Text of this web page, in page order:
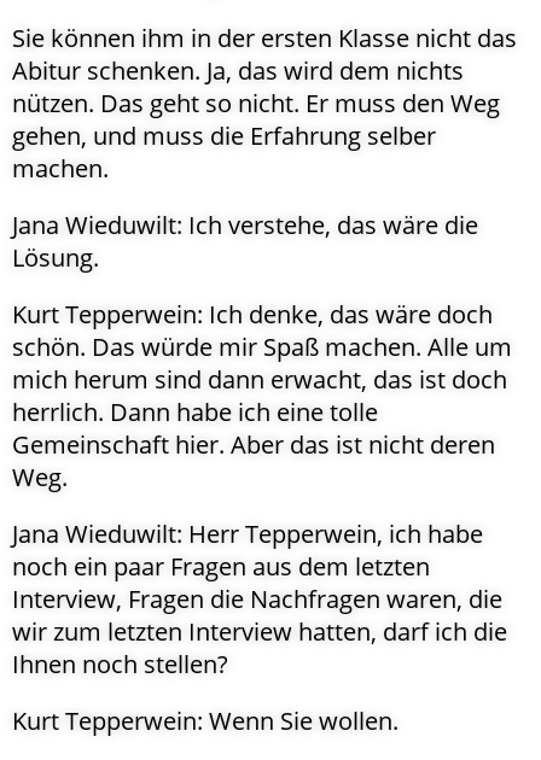
Sie können ihm in der ersten Klasse nicht das
Abitur schenken. Ja, das wird dem nichts
nützen. Das geht so nicht. Er muss den Weg
gehen, und muss die Erfahrung selber
machen.
Jana Wieduwilt: Ich verstehe, das wäre die
Lösung.
Kurt Tepperwein: Ich denke, das wäre doch
schön. Das würde mir Spaß machen. Alle um
mich herum sind dann erwacht, das ist doch
herrlich. Dann habe ich eine tolle
Gemeinschaft hier. Aber das ist nicht deren
Weg.
Jana Wieduwilt: Herr Tepperwein, ich habe
noch ein paar Fragen aus dem letzten
Interview, Fragen die Nachfragen waren, die
wir zum letzten Interview hatten, darf ich die
Ihnen noch stellen?
Kurt Tepperwein: Wenn Sie wollen.